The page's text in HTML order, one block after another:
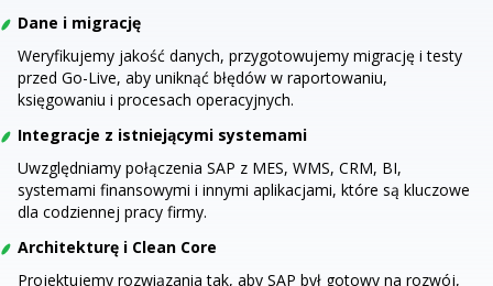
Dane i migrację
Weryfikujemy jakość danych, przygotowujemy migrację i testy
przed Go-Live, aby uniknąć błędów w raportowaniu,
księgowaniu i procesach operacyjnych.
Integracje z istniejącymi systemami
Uwzględniamy połączenia SAP z MES, WMS, CRM, BI,
systemami finansowymi i innymi aplikacjami, które są kluczowe
dla codziennej pracy firmy.
Architekturę i Clean Core
Projektujemy rozwiązania tak, aby SAP był gotowy na rozwój,